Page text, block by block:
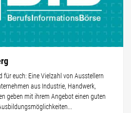
für euch: Eine Vielzahl von Ausstellern
aus Industrie, Handwerk,
geben mit ihrem Angebot einen guten